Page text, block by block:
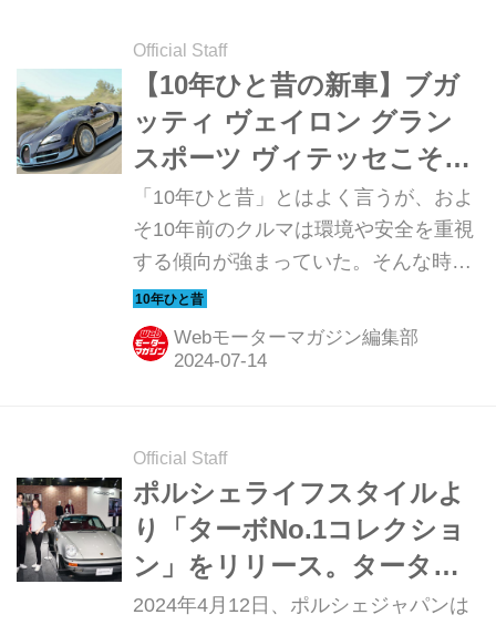
Official Staff
【10年ひと昔の新車】ブガ
ッティ ヴェイロン グラン
スポーツ ヴィテッセこそ
が、史上最強のスーパーカ
ーだった
「10年ひと昔」とはよく言うが、およ
そ10年前のクルマは環境や安全を重視
する傾向が強まっていた。そんな時代
のニューモデル試乗記を当時の記事と
写真で紹介していこう。今回は、ブガ
ッティ ヴェイロン グランスポーツ ヴ
Webモーターマガジン編集部
Official Staff
ポルシェライフスタイルよ
り「ターボNo.1コレクショ
ン」をリリース。タータン
チェックがアクセント！
2024年4月12日、ポルシェジャパンは